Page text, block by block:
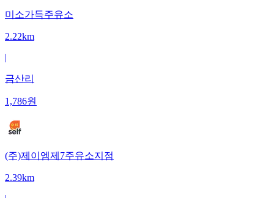
미소가득주유소
2.22km
|
금산리
1,786원
(주)제이엠제7주유소지점
2.39km